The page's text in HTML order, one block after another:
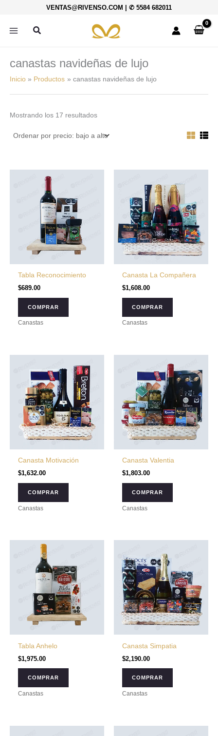
contenido
VENTAS@RIVENSO.COM | ✆ 5584 682011
Buscar
canastas navideñas de lujo
Inicio Productos canastas navideñas de lujo
Mostrando los 17 resultados
por
bajo
a
alto
Tabla Reconocimiento
$689.00
COMPRAR
Canastas
Canasta La Compañera
$1,608.00
COMPRAR
Canastas
Canasta Motivación
$1,632.00
COMPRAR
Canastas
Canasta Valentia
$1,803.00
COMPRAR
Canastas
Tabla Anhelo
$1,975.00
COMPRAR
Canastas
Canasta Simpatia
$2,190.00
COMPRAR
Canastas